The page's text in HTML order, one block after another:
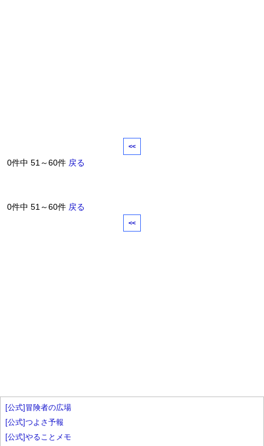
<<
0件中 51～60件 戻る
0件中 51～60件 戻る
<<
[公式]冒険者の広場
[公式]つよさ予報
[公式]やることメモ